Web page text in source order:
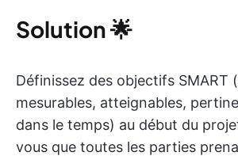
Solution🌟
Définissez des objectifs SMART
mesurables, atteignables,
dans le temps) au début du
vous que toutes les parties